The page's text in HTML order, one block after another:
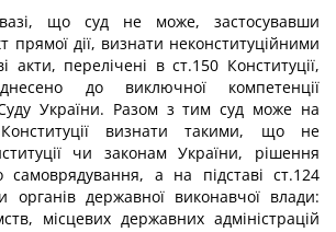
що суд не може, застосувавши
прямої дії, визнати неконституційними
акти, перелічені в ст.150 Конституції,
до виключної компетенції
Суду України. Разом з тим суд може на
Конституції визнати такими, що не
чи законам України, рішення
самоврядування, а на підставі ст.124
органів державної виконавчої влади:
місцевих державних адміністрацій